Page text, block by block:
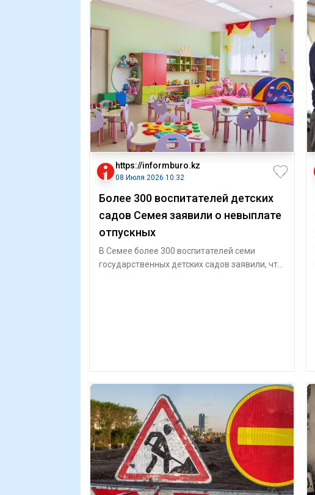
https://informburo.kz
08 Июля 2026 10:32
Более 300 воспитателей детских
садов Семея заявили о невыплате
отпускных
В Семее более 300 воспитателей семи
государственных детских садов заявили, что